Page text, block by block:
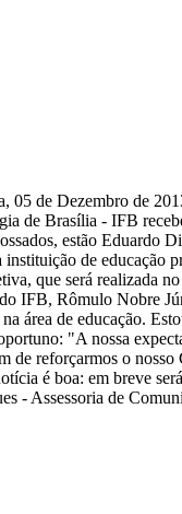
05 de Dezembro de
de Brasília - IFB
estão
de educação
que será realizada
IFB, Rômulo Nobre
área de educação.
"A nossa
reforçarmos o nosso
é boa: em breve
- Assessoria de